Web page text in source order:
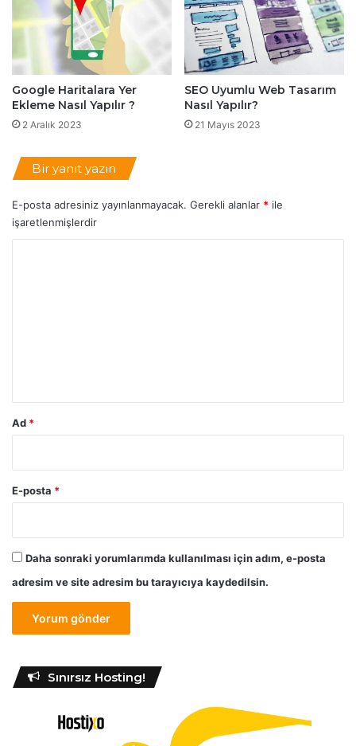
Google Haritalara Yer
Ekleme Nasıl Yapılır ?
2 Aralık 2023
SEO Uyumlu Web Tasarım
Nasıl Yapılır?
21 Mayıs 2023
Bir yanıt yazın
E-posta adresiniz yayınlanmayacak. Gerekli alanlar * ile
işaretlenmişlerdir
Ad *
E-posta *
Daha sonraki yorumlarımda kullanılması için adım, e-posta
adresim ve site adresim bu tarayıcıya kaydedilsin.
Sınırsız Hosting!